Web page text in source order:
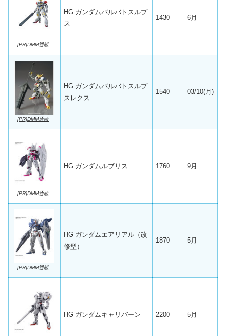
[PR]DMM通販
HG ガンダムバルバトスルプ
ス
1430 6月
[PR]DMM通販
HG ガンダムバルバトスルプ
スレクス
1540 03/10(月)
[PR]DMM通販
HG ガンダムルブリス 1760 9月
[PR]DMM通販
HG ガンダムエアリアル（改
修型）
1870 5月
HG ガンダムキャリバーン 2200 5月